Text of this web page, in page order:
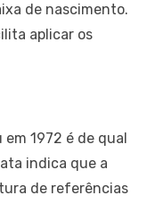
de nascimento.
aplicar os
1972 é de qual
indica que a
de referências